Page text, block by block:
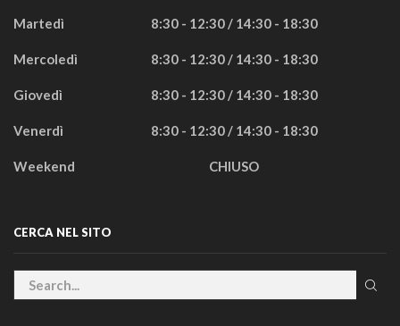
Martedì 8:30 - 12:30 / 14:30 - 18:30
Mercoledì 8:30 - 12:30 / 14:30 - 18:30
Giovedì 8:30 - 12:30 / 14:30 - 18:30
Venerdì 8:30 - 12:30 / 14:30 - 18:30
Weekend CHIUSO
CERCA NEL SITO